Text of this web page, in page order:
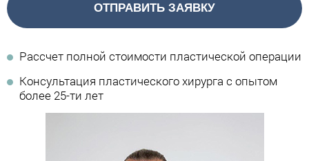
ОТПРАВИТЬ ЗАЯВКУ
Рассчет полной стоимости пластической операции
Консультация пластического хирурга с опытом
более 25-ти лет